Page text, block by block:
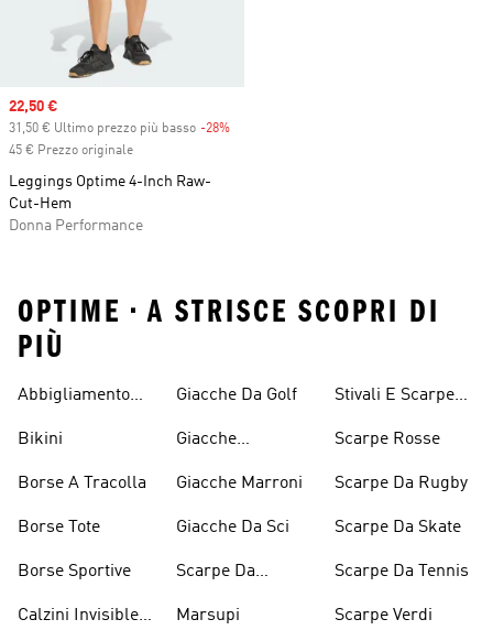
Sale price
22,50 €
31,50 € Ultimo prezzo più basso -28%
45 € Prezzo originale
Leggings Optime 4-Inch Raw-
Cut-Hem
Donna Performance
OPTIME • A STRISCE SCOPRI DI
PIÙ
Abbigliamento
Bikini
Borse A Tracolla
Borse Tote
Borse Sportive
Calzini Invisible
Giacche Da Golf
Giacche
Giacche Marroni
Giacche Da Sci
Scarpe Da
Marsupi
Stivali E Scarpe
Scarpe Rosse
Scarpe Da Rugby
Scarpe Da Skate
Scarpe Da Tennis
Scarpe Verdi